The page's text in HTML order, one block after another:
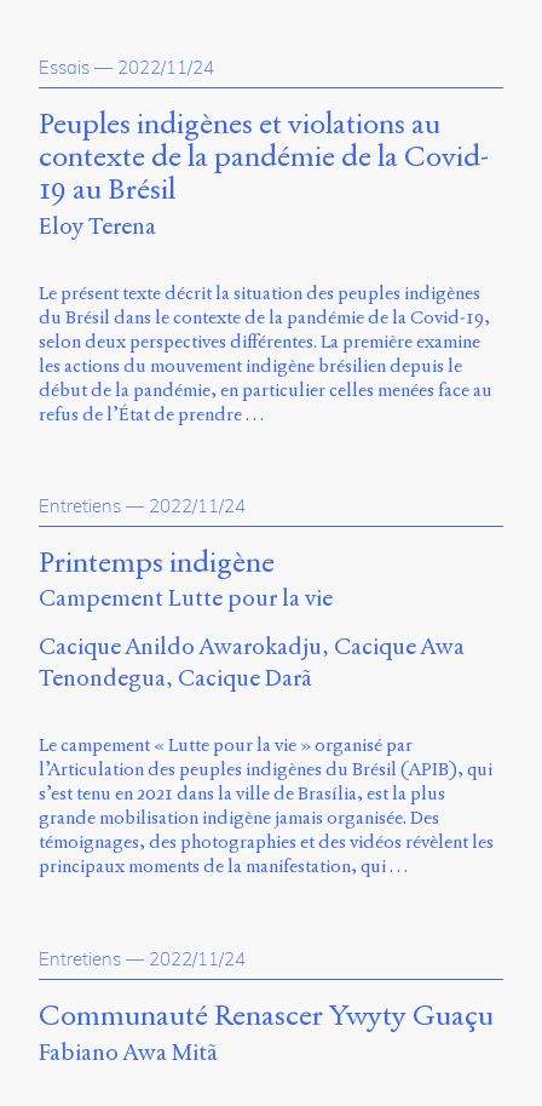
conçu
par
Blanc,
Maxime
Bouton,
Jérémy
De
Greis,
Timothée
Guicherd,
Servanne
Monjour,
Nicolas
Marcello
Vitali-
de
2018
2020.
Essais — 2022/11/24
Peuples indigènes et violations au
contexte de la pandémie de la Covid-
19 au Brésil
Eloy Terena
Le présent texte décrit la situation des peuples indigènes
du Brésil dans le contexte de la pandémie de la Covid-19,
selon deux perspectives différentes. La première examine
les actions du mouvement indigène brésilien depuis le
début de la pandémie, en particulier celles menées face au
refus de l’État de prendre …
Entretiens — 2022/11/24
Printemps indigène
Campement Lutte pour la vie
Cacique Anildo Awarokadju Cacique Awa
Tenondegua Cacique Darã
Le campement « Lutte pour la vie » organisé par
l’Articulation des peuples indigènes du Brésil (APIB), qui
s’est tenu en 2021 dans la ville de Brasília, est la plus
grande mobilisation indigène jamais organisée. Des
témoignages, des photographies et des vidéos révèlent les
principaux moments de la manifestation, qui …
Entretiens — 2022/11/24
Communauté Renascer Ywyty Guaçu
Fabiano Awa Mitã